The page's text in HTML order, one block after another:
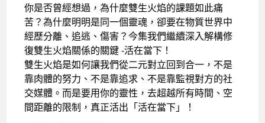
你是否曾經想過，為什麼雙生火焰的課題如此痛
苦？為什麼明明是同一個靈魂，卻要在物質世界中
經歷分離、追逃、傷害？今集我們繼續深入解構修
復雙生火焰關係的關鍵 -活在當下！
雙生火焰是如何讓我們從二元對立回到合一，不是
靠肉體的努力、不是靠追求、不是靠監視對方的社
交媒體。而是要用你的靈性，去超越所有時間、空
間距離的限制，真正活出「活在當下」！